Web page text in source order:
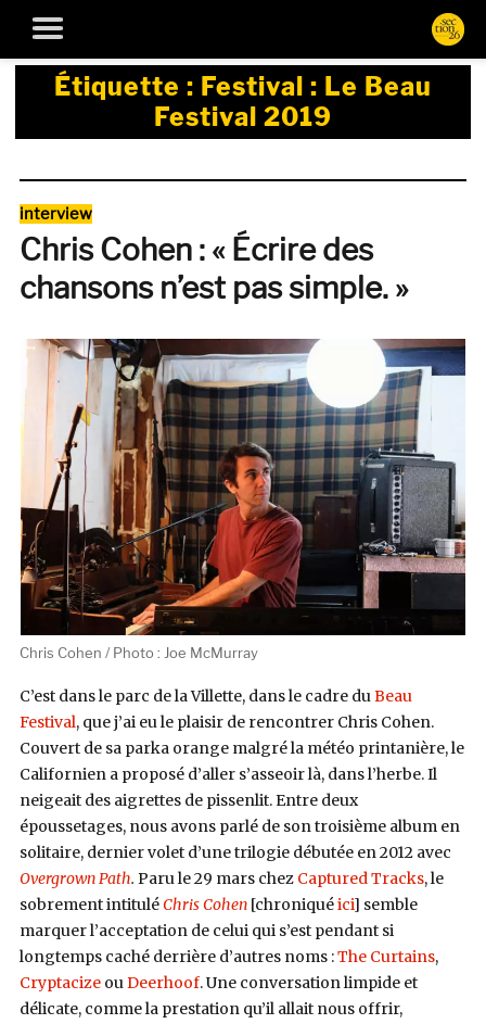
Étiquette : Festival : Le Beau
Festival 2019
Catégories
interview
Chris Cohen : « Écrire des
chansons n’est pas simple. »
Chris Cohen / Photo : Joe McMurray
C’est dans le parc de la Villette, dans le cadre duBeau
Festival, que j’ai eu le plaisir de rencontrer Chris Cohen.
Couvert de sa parka orange malgré la météo printanière, le
Californien a proposé d’aller s’asseoir là, dans l’herbe. Il
neigeait des aigrettes de pissenlit. Entre deux
époussetages, nous avons parlé de son troisième album en
solitaire, dernier volet d’une trilogie débutée en 2012 avec
Overgrown Path. Paru le 29 mars chez Captured Tracks, le
sobrement intituléChris Cohen[chroniquéici] semble
marquer l’acceptation de celui qui s’est pendant si
longtemps caché derrière d’autres noms :The Curtains,
CryptacizeouDeerhoof. Une conversation limpide et
délicate, comme la prestation qu’il allait nous offrir,